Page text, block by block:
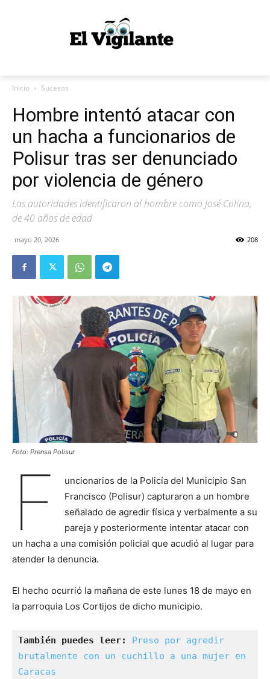
Inicio Sucesos
Hombre intentó atacar con
un hacha a funcionarios de
Polisur tras ser denunciado
por violencia de género
Las autoridades identificaron al hombre como José Colina,
de 40 años de edad
mayo 20, 2026 208
Foto: Prensa Polisur
F
uncionarios de la Policía del Municipio San
Francisco (Polisur) capturaron a un hombre
señalado de agredir física y verbalmente a su
pareja y posteriormente intentar atacar con
un hacha a una comisión policial que acudió al lugar para
atender la denuncia.
El hecho ocurrió la mañana de este lunes 18 de mayo en
la parroquia Los Cortijos de dicho municipio.
También puedes leer:
Preso por agredir
brutalmente con un cuchillo a una mujer en
Caracas